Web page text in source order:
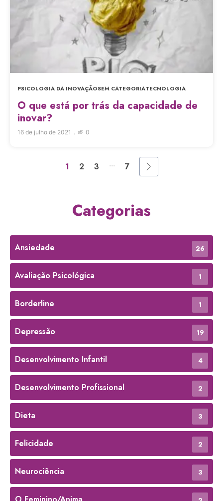
PSICOLOGIA DA INOVAÇÃOSEM CATEGORIATECNOLOGIA
O que está por trás da capacidade de
inovar?
16 de julho de 2021 0
1 2 3 ... 7
Categorias
Ansiedade 26
Avaliação Psicológica 1
Borderline 1
Depressão 19
Desenvolvimento Infantil 4
Desenvolvimento Profissional 2
Dieta 3
Felicidade 2
Neurociência 3